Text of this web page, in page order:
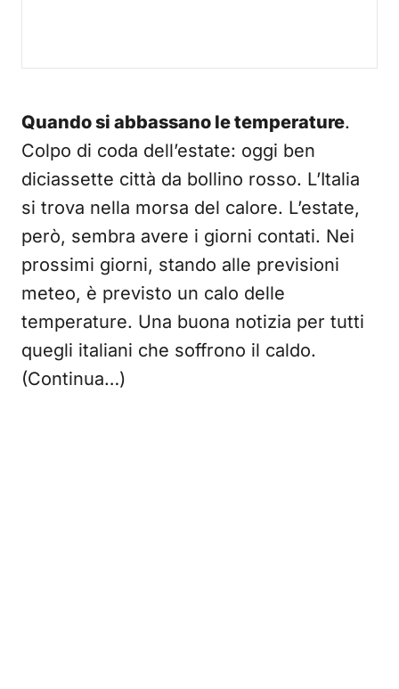
Quando si abbassano le temperature.
Colpo di coda dell’estate: oggi ben
diciassette città da bollino rosso. L’Italia
si trova nella morsa del calore. L’estate,
però, sembra avere i giorni contati. Nei
prossimi giorni, stando alle previsioni
meteo, è previsto un calo delle
temperature. Una buona notizia per tutti
quegli italiani che soffrono il caldo.
(Continua…)